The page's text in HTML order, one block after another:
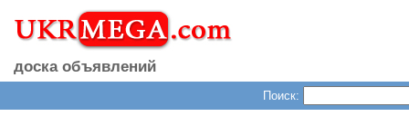
доска объявлений
Поиск: